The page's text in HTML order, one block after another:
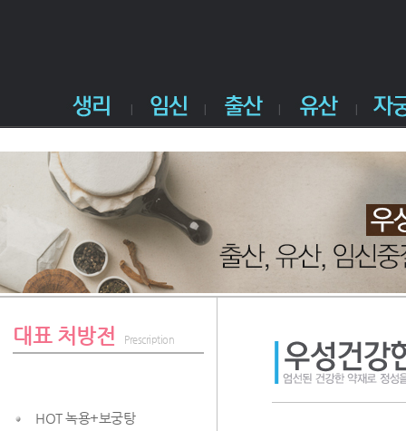
대표 처방전 Prescription
HOT 녹용+보궁탕